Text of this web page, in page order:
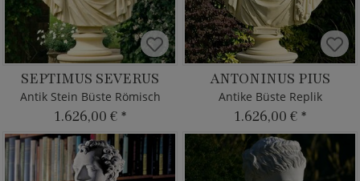
SEPTIMUS SEVERUS
Antik Stein Büste Römisch
1.626,00 € *
ANTONINUS PIUS
Antike Büste Replik
1.626,00 € *